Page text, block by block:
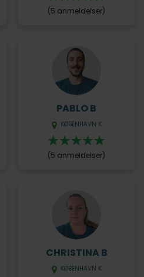
(5 anmeldelser)
PABLO B
KØBENHAVN K
(5 anmeldelser)
CHRISTINA B
KØBENHAVN K